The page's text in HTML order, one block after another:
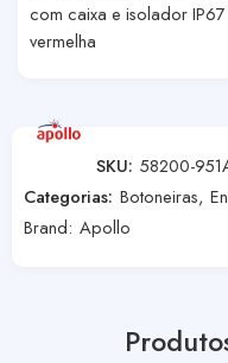
com caixa e isolador IP67
vermelha
SKU: 58200-
Categorias: Botoneiras,
Brand: Apollo